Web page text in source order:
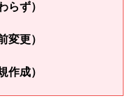
ず）
更）
成）